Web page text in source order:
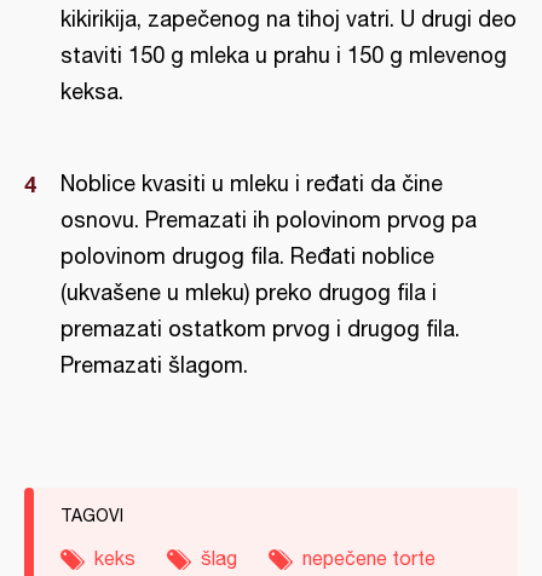
kikirikija, zapečenog na tihoj vatri. U drugi deo
staviti 150 g mleka u prahu i 150 g mlevenog
keksa.
Noblice kvasiti u mleku i ređati da čine
osnovu. Premazati ih polovinom prvog pa
polovinom drugog fila. Ređati noblice
(ukvašene u mleku) preko drugog fila i
premazati ostatkom prvog i drugog fila.
Premazati šlagom.
TAGOVI
keks šlag
nepečene torte